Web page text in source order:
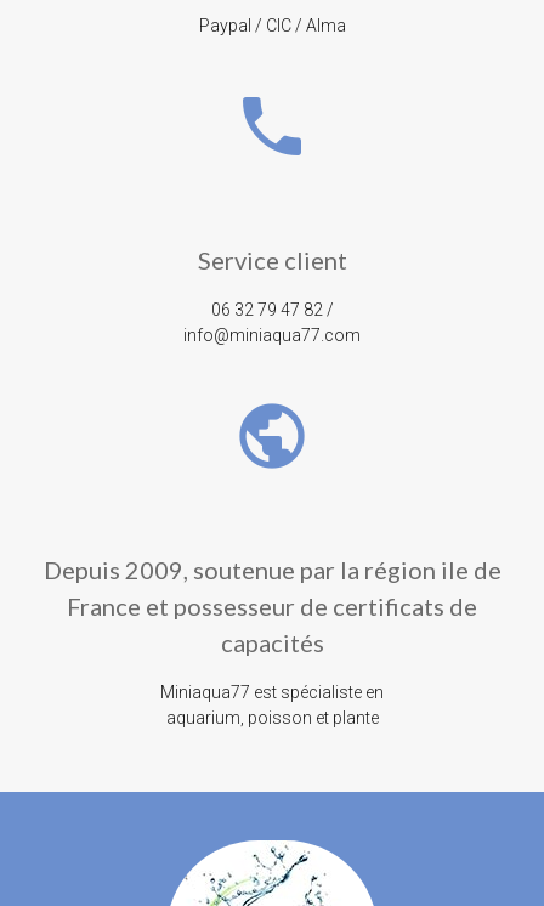
Paypal / CIC / Alma
phone
Service client
06 32 79 47 82 /
info@miniaqua77.com
public
Depuis 2009, soutenue par la région ile de
France et possesseur de certificats de
capacités
Miniaqua77 est spécialiste en
aquarium, poisson et plante